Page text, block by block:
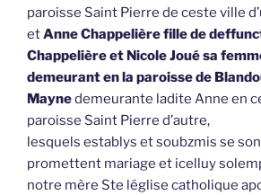
paroisse Saint Pierre de ceste ville
etAnne Chappelière fille de
Chappelière et Nicole Joué sa
demeurant en la paroisse de
Maynedemeurante ladite Anne en
paroisse Saint Pierre d’autre,
lesquels establys et soubzmis se
promettent mariage et icelluy
notre mère Ste léglise catholique